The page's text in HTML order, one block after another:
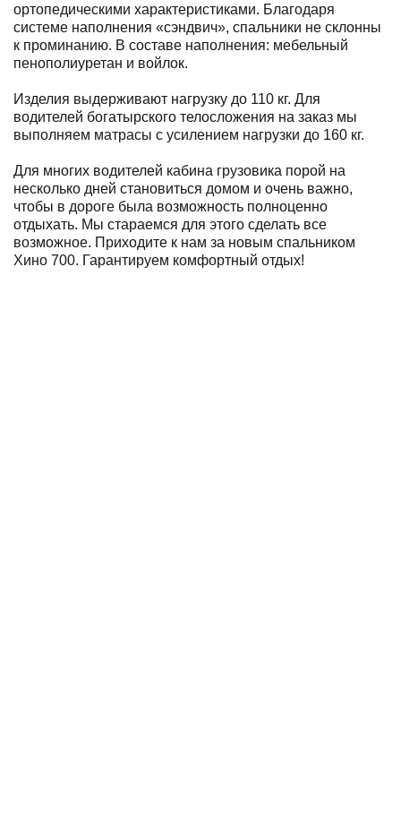
ортопедическими характеристиками. Благодаря
системе наполнения «сэндвич», спальники не склонны
к проминанию. В составе наполнения: мебельный
пенополиуретан и войлок.
Изделия выдерживают нагрузку до 110 кг. Для
водителей богатырского телосложения на заказ мы
выполняем матрасы с усилением нагрузки до 160 кг.
Для многих водителей кабина грузовика порой на
несколько дней становиться домом и очень важно,
чтобы в дороге была возможность полноценно
отдыхать. Мы стараемся для этого сделать все
возможное. Приходите к нам за новым спальником
Хино 700. Гарантируем комфортный отдых!